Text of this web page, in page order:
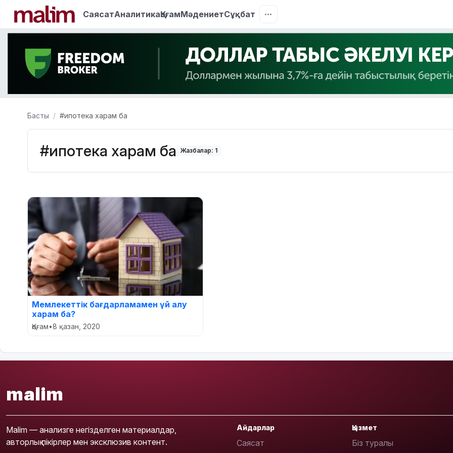
СаясатАналитикаҚоғамМәдениетСұқбат
Басты #ипотека харам ба
#ипотека харам ба Жазбалар: 1
Мемлекеттік бағдарламамен үй алу
харам ба?
Қоғам•8 қазан, 2020
malim
Malim — анализге негізделген материалдар,
авторлық пікірлер мен эксклюзив контент.
Айдарлар
Саясат
Қызмет
Біз туралы